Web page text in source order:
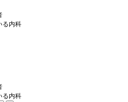
る内科
る内科